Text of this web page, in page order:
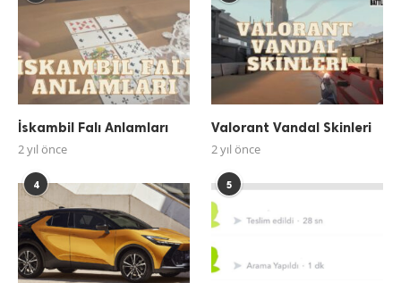
İskambil Falı Anlamları
2 yıl önce
Valorant Vandal Skinleri
2 yıl önce
4 5